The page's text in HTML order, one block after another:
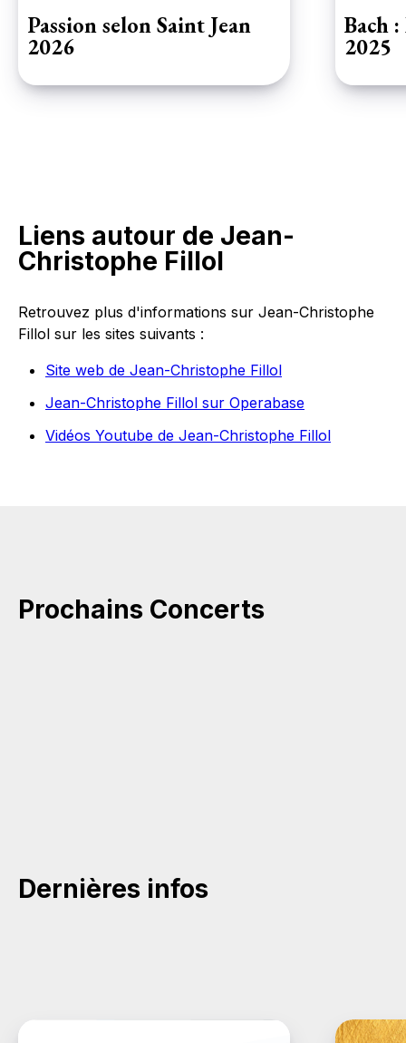
Passion selon Saint Jean
2026
Bach
2025
Liens autour de Jean-
Christophe Fillol
Retrouvez plus d'informations sur Jean-Christophe
Fillol sur les sites suivants :
Site web de Jean-Christophe Fillol
Jean-Christophe Fillol sur Operabase
Vidéos Youtube de Jean-Christophe Fillol
Prochains Concerts
Dernières infos